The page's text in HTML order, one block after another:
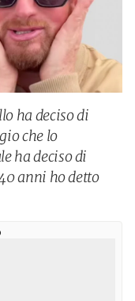
ha deciso di
che lo
ha deciso di
anni ho detto